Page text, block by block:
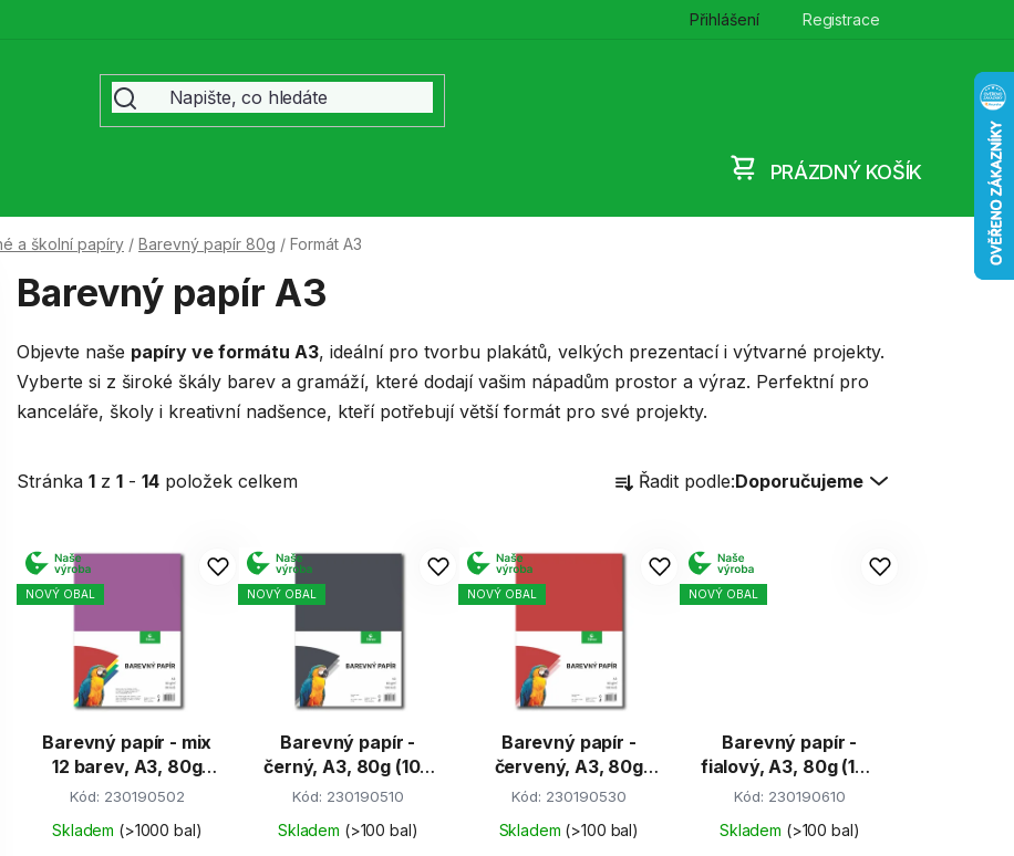
Přihlášení Registrace
PRÁZDNÝ KOŠÍK
a školní papíry / Barevný papír 80g / Formát A3
Barevný papír A3
Objevte naše papíry ve formátu A3, ideální pro tvorbu plakátů, velkých prezentací i výtvarné projekty.
Vyberte si z široké škály barev a gramáží, které dodají vašim nápadům prostor a výraz. Perfektní pro
kanceláře, školy i kreativní nadšence, kteří potřebují větší formát pro své projekty.
Stránka 1 z 1 - 14 položek celkem
a
e
p
r
o
u
k
t
ů
Řadit podle:Doporučujeme
V
ý
pNOVÝ OBAL
Barevný papír - mix
12 barev, A3, 80g
(60 listů)
Kód: 230190502
Skladem (>1000 bal)
NOVÝ OBAL
Barevný papír -
černý, A3, 80g (100
listů)
Kód: 230190510
Skladem (>100 bal)
NOVÝ OBAL
Barevný papír -
červený, A3, 80g
(100 listů)
Kód: 230190530
Skladem (>100 bal)
NOVÝ OBAL
Barevný papír -
fialový, A3, 80g (100
listů)
Kód: 230190610
Skladem (>100 bal)